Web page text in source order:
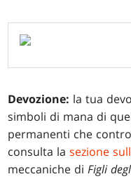
Devozione: la tua
simboli di mana di
permanenti che
consulta lasezione
meccaniche diFigli